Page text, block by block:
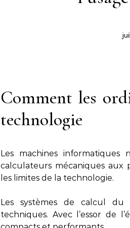
Comment les
technologie
Les machines informatiques
calculateurs mécaniques aux
les limites de la technologie.
Les systèmes de calcul du
techniques. Avec l’essor de